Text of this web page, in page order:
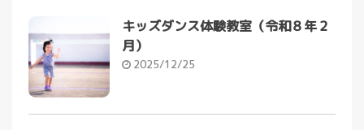
キッズダンス体験教室（令和８年２
月）
2025/12/25